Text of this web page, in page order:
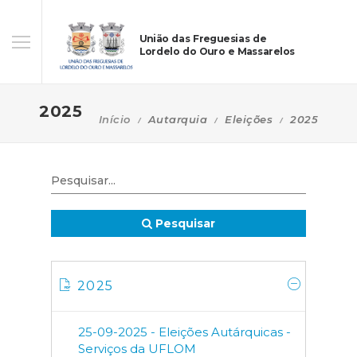
União das Freguesias de
Lordelo do Ouro e Massarelos
2025 Início Autarquia Eleições 2025
Pesquisar
2025
25-09-2025 - Eleições Autárquicas -
Serviços da UFLOM